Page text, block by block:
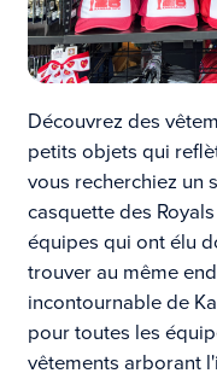
Découvrez des
petits objets qui
vous recherchiez un
casquette des
équipes qui ont élu
trouver au même
incontournable de
pour toutes les
vêtements arborant